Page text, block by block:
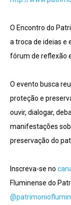
O Encontro do
a troca de ideias e
fórum de reflexão
O evento busca
proteção e
ouvir, dialogar,
manifestações
preservação do
Inscreva-se no
Fluminense do